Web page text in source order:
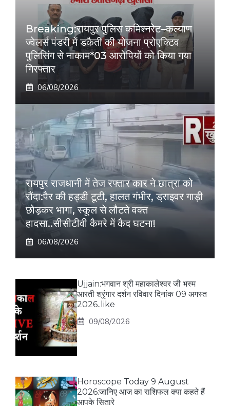
Breaking:रायपुर पुलिस कमिश्नरेट–कल्याण
ज्वेलर्स पंडरी में डकैती की योजना प्रोएक्टिव
पुलिसिंग से नाकाम*03 आरोपियों को किया गया
गिरफ्तार
06/08/2026
रायपुर राजधानी में तेज रफ्तार कार ने छात्रा को
रौंदा:पैर की हड्डी टूटी, हालत गंभीर, ड्राइवर गाड़ी
छोड़कर भागा, स्कूल से लौटते वक्त
हादसा..सीसीटीवी कैमरे में कैद घटना!
06/08/2026
Ujjain:भगवान श्री महाकालेश्वर जी भस्म
आरती श्रृंगार दर्शन रविवार दिनांक 09 अगस्त
2026..like
09/08/2026
Horoscope Today 9 August
2026:जानिए आज का राशिफल क्या कहते हैं
आपके सितारे